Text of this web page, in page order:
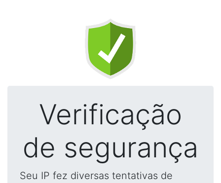
Verificação
de segurança
Seu IP fez diversas tentativas de